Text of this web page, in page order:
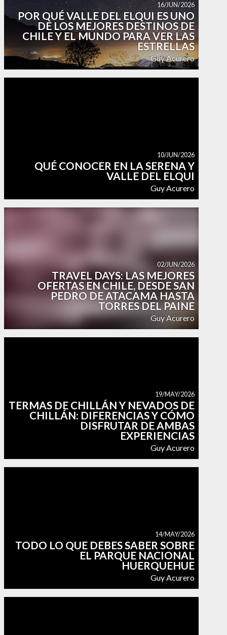
POR QUÉ VALLE DEL ELQUI ES UNO
DE LOS MEJORES DESTINOS DE
CHILE Y EL MUNDO PARA VER LAS
ESTRELLAS
Guy Acurero
16/JUN/2026
QUÉ CONOCER EN LA SERENA Y
VALLE DEL ELQUI
Guy Acurero
10/JUN/2026
TRAVEL DAYS: LAS MEJORES
OFERTAS EN CHILE, DESDE SAN
PEDRO DE ATACAMA HASTA
TORRES DEL PAINE
Guy Acurero
02/JUN/2026
TERMAS DE CHILLÁN Y NEVADOS DE
CHILLÁN: DIFERENCIAS Y CÓMO
DISFRUTAR DE AMBAS
EXPERIENCIAS
Guy Acurero
19/MAY/2026
TODO LO QUE DEBES SABER SOBRE
EL PARQUE NACIONAL
HUERQUEHUE
Guy Acurero
14/MAY/2026